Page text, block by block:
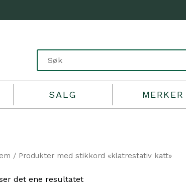
SALG MERKER
/ Produkter med stikkord «klatrestativ katt»
det ene resultatet